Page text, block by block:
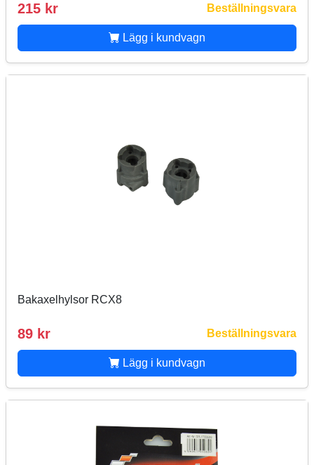
215 kr Beställningsvara
Lägg i kundvagn
Bakaxelhylsor RCX8
89 kr Beställningsvara
Lägg i kundvagn